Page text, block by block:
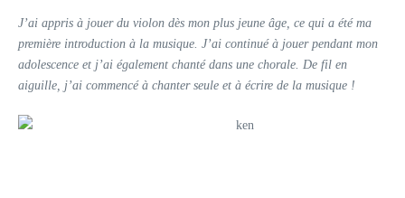
J’ai appris à jouer du violon dès mon plus jeune âge, ce qui a été ma
première introduction à la musique. J’ai continué à jouer pendant mon
adolescence et j’ai également chanté dans une chorale. De fil en
aiguille, j’ai commencé à chanter seule et à écrire de la musique !